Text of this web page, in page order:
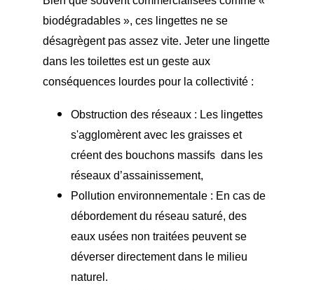
biodégradables », ces lingettes ne se
désagrègent pas assez vite. Jeter une lingette
dans les toilettes est un geste aux
conséquences lourdes pour la collectivité :
Obstruction des réseaux : Les lingettes
s'agglomèrent avec les graisses et
créent des bouchons massifs dans les
réseaux d’assainissement,
Pollution environnementale : En cas de
débordement du réseau saturé, des
eaux usées non traitées peuvent se
déverser directement dans le milieu
naturel.